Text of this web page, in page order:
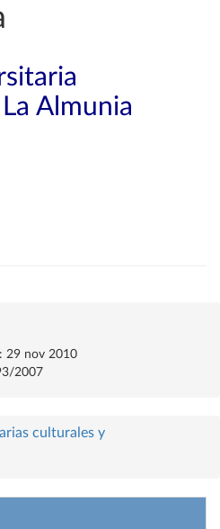
Almunia
: 29 nov 2010
2007
culturales y